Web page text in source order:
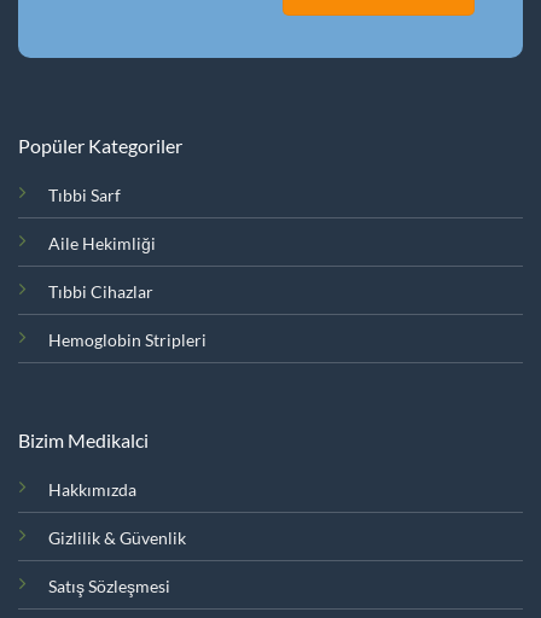
Popüler Kategoriler
Tıbbi Sarf
Aile Hekimliği
Tıbbi Cihazlar
Hemoglobin Stripleri
Bizim Medikalci
Hakkımızda
Gizlilik & Güvenlik
Satış Sözleşmesi